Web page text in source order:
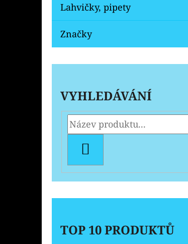
Lahvičky, pipety
Značky
VYHLEDÁVÁNÍ
TOP 10 PRODUKTŮ